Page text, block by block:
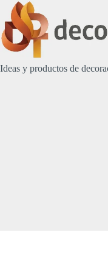
Saltar
contenido
Ideas y productos de